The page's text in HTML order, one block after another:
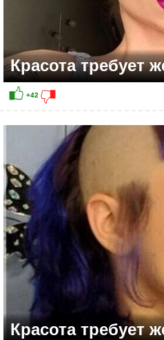
+34
Красота требует
Красота требует